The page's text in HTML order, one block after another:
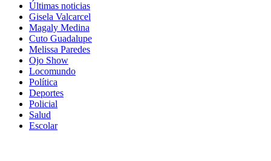
Últimas noticias
Gisela Valcarcel
Magaly Medina
Cuto Guadalupe
Melissa Paredes
Ojo Show
Locomundo
Política
Deportes
Policial
Salud
Escolar